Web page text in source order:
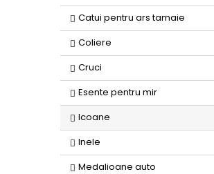
Catui pentru ars tamaie
Coliere
Cruci
Esente pentru mir
Icoane
Inele
Medalioane auto